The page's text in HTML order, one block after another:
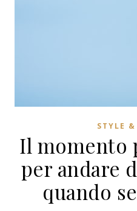
STYLE
Il momento
per andare
quando